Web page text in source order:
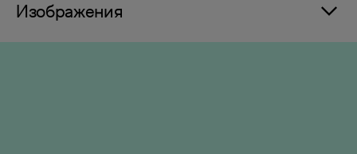
Изображения